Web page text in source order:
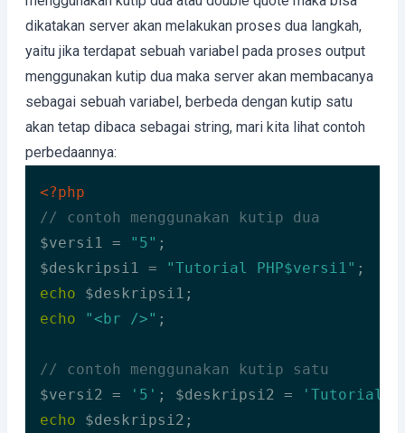
dikatakan server akan melakukan proses dua langkah,
yaitu jika terdapat sebuah variabel pada proses output
menggunakan kutip dua maka server akan membacanya
sebagai sebuah variabel, berbeda dengan kutip satu
akan tetap dibaca sebagai string, mari kita lihat contoh
perbedaannya:
<?php
// contoh menggunakan kutip dua
$versi1 =
"5" ;
$deskripsi1 =
"Tutorial PHP$versi1"
echo
echo
"<br />" ;
// contoh menggunakan kutip satu
$versi2 =
'5' ; $deskripsi2 =
'Tutorial
echo